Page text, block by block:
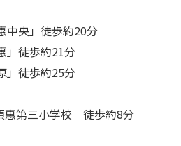
惠中央」徒歩約20分
徒歩約21分
徒歩約25分
惠第三小学校 徒歩約8分